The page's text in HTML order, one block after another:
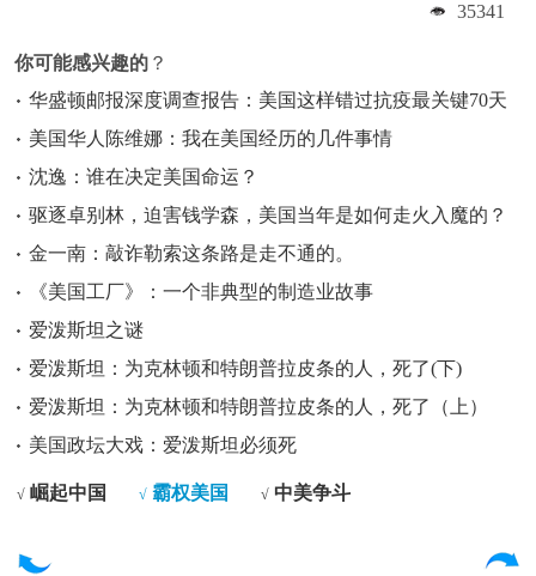
35341
你可能感兴趣的 ？
华盛顿邮报深度调查报告：美国这样错过抗疫最关键70天
美国华人陈维娜：我在美国经历的几件事情
沈逸：谁在决定美国命运？
驱逐卓别林，迫害钱学森，美国当年是如何走火入魔的？
金一南：敲诈勒索这条路是走不通的。
《美国工厂》：一个非典型的制造业故事
爱泼斯坦之谜
爱泼斯坦：为克林顿和特朗普拉皮条的人，死了(下)
爱泼斯坦：为克林顿和特朗普拉皮条的人，死了（上）
美国政坛大戏：爱泼斯坦必须死
√ 崛起中国 √ 霸权美国 √ 中美争斗